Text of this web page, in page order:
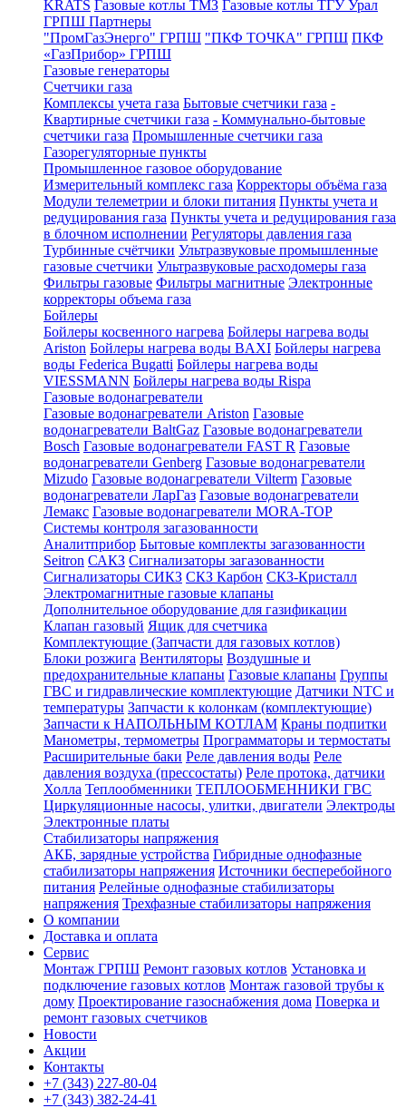
KRATS Газовые котлы ТМЗ Газовые котлы ТГУ Урал
ГРПШ Партнеры
"ПромГазЭнерго" ГРПШ "ПКФ ТОЧКА" ГРПШ ПКФ
«ГазПрибор» ГРПШ
Газовые генераторы
Счетчики газа
Комплексы учета газа Бытовые счетчики газа -
Квартирные счетчики газа - Коммунально-бытовые
счетчики газа Промышленные счетчики газа
Газорегуляторные пункты
Промышленное газовое оборудование
Измерительный комплекс газа Корректоры объёма газа
Модули телеметрии и блоки питания Пункты учета и
редуцирования газа Пункты учета и редуцирования газа
в блочном исполнении Регуляторы давления газа
Турбинные счётчики Ультразвуковые промышленные
газовые счетчики Ультразвуковые расходомеры газа
Фильтры газовые Фильтры магнитные Электронные
корректоры объема газа
Бойлеры
Бойлеры косвенного нагрева Бойлеры нагрева воды
Ariston Бойлеры нагрева воды BAXI Бойлеры нагрева
воды Federica Bugatti Бойлеры нагрева воды
VIESSMANN Бойлеры нагрева воды Rispa
Газовые водонагреватели
Газовые водонагреватели Ariston Газовые
водонагреватели BaltGaz Газовые водонагреватели
Bosch Газовые водонагреватели FAST R Газовые
водонагреватели Genberg Газовые водонагреватели
Mizudo Газовые водонагреватели Vilterm Газовые
водонагреватели ЛарГаз Газовые водонагреватели
Лемакс Газовые водонагреватели MORA-TOP
Системы контроля загазованности
Аналитприбор Бытовые комплекты загазованности
Seitron САКЗ Сигнализаторы загазованности
Сигнализаторы СИКЗ СКЗ Карбон СКЗ-Кристалл
Электромагнитные газовые клапаны
Дополнительное оборудование для газификации
Клапан газовый Ящик для счетчика
Комплектующие (Запчасти для газовых котлов)
Блоки розжига Вентиляторы Воздушные и
предохранительные клапаны Газовые клапаны Группы
ГВС и гидравлические комплектующие Датчики NTC и
температуры Запчасти к колонкам (комплектующие)
Запчасти к НАПОЛЬНЫМ КОТЛАМ Краны подпитки
Манометры, термометры Программаторы и термостаты
Расширительные баки Реле давления воды Реле
давления воздуха (прессостаты) Реле протока, датчики
Холла Теплообменники ТЕПЛООБМЕННИКИ ГВС
Циркуляционные насосы, улитки, двигатели Электроды
Электронные платы
Стабилизаторы напряжения
АКБ, зарядные устройства Гибридные однофазные
стабилизаторы напряжения Источники бесперебойного
питания Релейные однофазные стабилизаторы
напряжения Трехфазные стабилизаторы напряжения
О компании
Доставка и оплата
Сервис
Монтаж ГРПШ Ремонт газовых котлов Установка и
подключение газовых котлов Монтаж газовой трубы к
дому Проектирование газоснабжения дома Поверка и
ремонт газовых счетчиков
Новости
Акции
Контакты
+7 (343) 227-80-04
+7 (343) 382-24-41